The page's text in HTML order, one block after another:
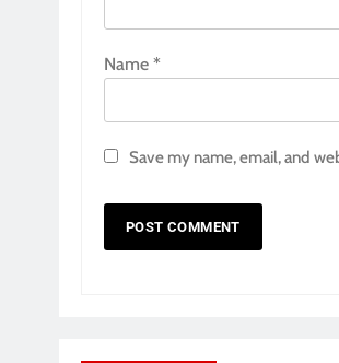
Name *
Save my name, email, and